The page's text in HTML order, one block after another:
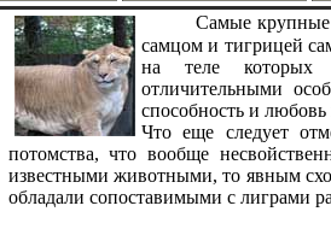
Самые крупные
самцом и тигрицей
на теле которых
отличительными
способноcть и любовь
Что еще следует
потомcтва, что вообще
извеcтными животными, то явным
обладали сопоcтавимыми с лиграми